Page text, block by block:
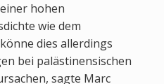
hohen
wie dem
dies allerdings
bei palästinensischen
sagte Marc